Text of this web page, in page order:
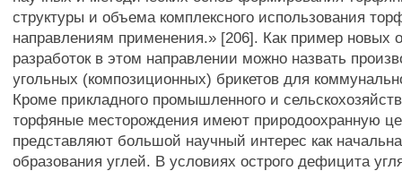
структуры и объема комплексного использования
направлениям применения.» [206]. Как пример новых
разработок в этом направлении можно назвать
угольных (композиционных) брикетов для
Кроме прикладного промышленного и
торфяные месторождения имеют природоохранную
представляют большой научный интерес как
образования углей. В условиях острого дефицита